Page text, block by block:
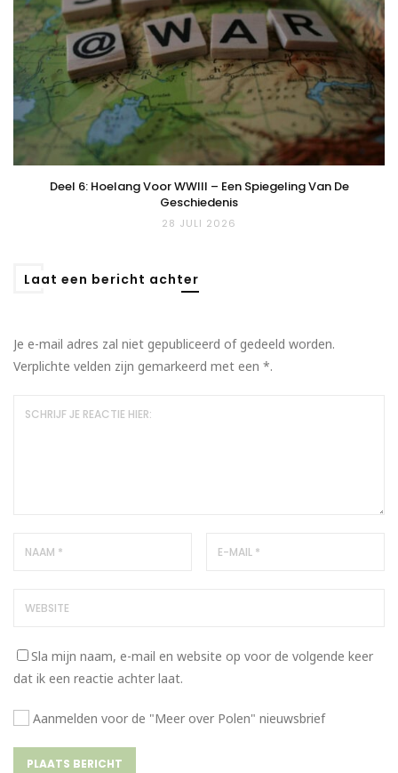
Deel 6: Hoelang Voor WWIII – Een Spiegeling Van De
Geschiedenis
28 JULI 2026
Laat een bericht achter
Je e-mail adres zal niet gepubliceerd of gedeeld worden.
Verplichte velden zijn gemarkeerd met een *.
Sla mijn naam, e-mail en website op voor de volgende keer
dat ik een reactie achter laat.
Aanmelden voor de "Meer over Polen" nieuwsbrief